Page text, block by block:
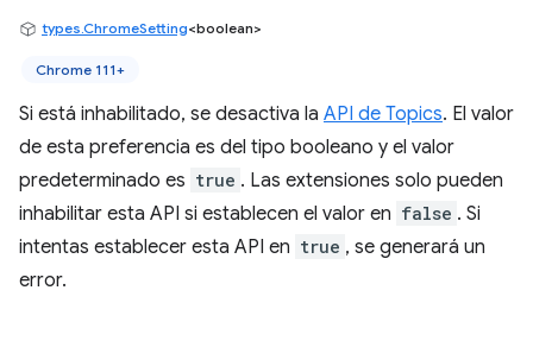
types.ChromeSetting<boolean>
Chrome 111+
Si está inhabilitado, se desactiva la API de Topics. El valor
de esta preferencia es del tipo booleano y el valor
predeterminado es true . Las extensiones solo pueden
inhabilitar esta API si establecen el valor en false . Si
intentas establecer esta API en true , se generará un
error.